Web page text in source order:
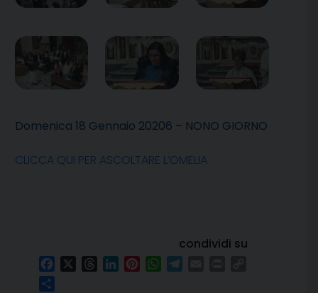
Domenica 18 Gennaio 20206 – NONO GIORNO
CLICCA QUI PER ASCOLTARE L’OMELIA
condividi su
FacebookThreadsLinkedInPinterestWhatsApp